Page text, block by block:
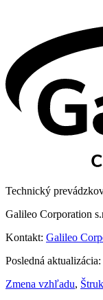
Technický
Galileo Corporation
Kontakt: Galileo
Posledná
Zmena vzhľadu,